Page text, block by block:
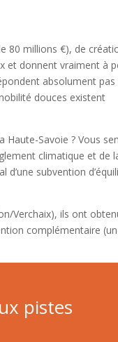
80 millions €), de
et donnent vraiment à
absolument
douces existent
Haute-Savoie ? Vous
climatique et de
subvention
Verchaix), ils ont
complémentaire
pistes